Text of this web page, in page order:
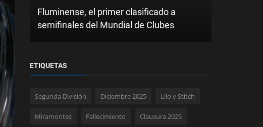
Fluminense, el primer clasificado a
semifinales del Mundial de Clubes
ETIQUETAS
Segunda División Diciembre 2025 Lilo y Stitch
Miramontes Fallecimiento Clausura 2025